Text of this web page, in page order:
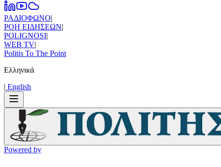
ΡΑΔΙΟΦΩΝΟ|
ΡΟΗ ΕΙΔΗΣΕΩΝ|
POLIGNOSI|
WEB TV|
Politis To The Point
Ελληνικά
| Εnglish
Powered by